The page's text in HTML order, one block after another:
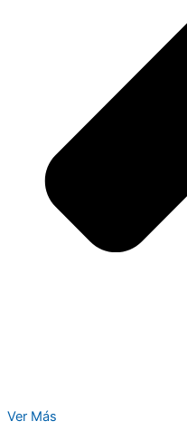
Ver Más